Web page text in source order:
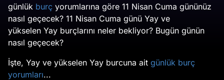
günlük burç yorumlarına göre 11 Nisan Cuma gününüz
nasıl geçecek? 11 Nisan Cuma günü Yay ve
yükselen Yay burçlarını neler bekliyor? Bugün günün
nasıl geçecek?
İşte, Yay ve yükselen Yay burcuna ait günlük burç
yorumları...